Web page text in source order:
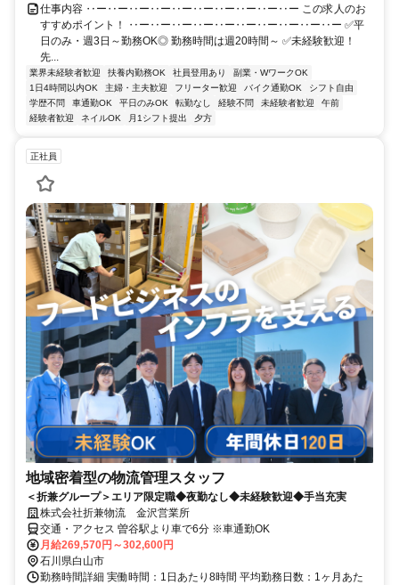
仕事内容 ‥ー‥ー‥ー‥ー‥ー‥ー‥ー‥ー‥ー‥ー この求人のお
すすめポイント！ ‥ー‥ー‥ー‥ー‥ー‥ー‥ー‥ー‥ー‥ー ✅平
日のみ・週3日～勤務OK◎ 勤務時間は週20時間～ ✅未経験歓迎！
先...
業界未経験者歓迎 扶養内勤務OK 社員登用あり
副業・WワークOK
1日4時間以内OK
主婦・主夫歓迎 フリーター歓迎 バイク通勤OK
シフト自由
学歴不問
車通勤OK 平日のみOK 転勤なし 経験不問 未経験者歓迎
午前
経験者歓迎
ネイルOK 月1シフト提出 夕方
正社員
地域密着型の物流管理スタッフ
＜折兼グループ＞エリア限定職◆夜勤なし◆未経験歓迎◆手当充実
株式会社折兼物流 金沢営業所
交通・アクセス 曽谷駅より車で6分 ※車通勤OK
月給269,570円～302,600円
石川県白山市
勤務時間詳細 実働時間：1日あたり8時間 平均勤務日数：1ヶ月あた